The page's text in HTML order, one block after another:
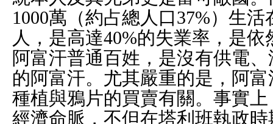
1000萬（約占總人口37%）生活
人，是高達40%的失業率，是依
阿富汗普通百姓，是沒有供電
的阿富汗。尤其嚴重的是，阿
種植與鴉片的買賣有關。事實
經濟命脈，不但在塔利班執政